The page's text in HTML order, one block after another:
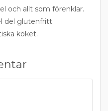
och allt som förenklar.
del glutenfritt.
köket.